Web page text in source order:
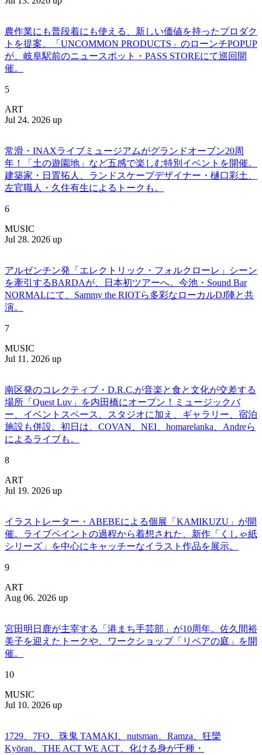
農作業にも普段着にも使える、新しい価値を持ったプロダク
トを提案。「UNCOMMON PRODUCTS」のローンチPOPUP
が、岐阜駅前のニュースポット・PASS STOREにて巡回開
催。
5
ART
Jul 24. 2026 up
常滑・INAXライブミュージアムがグランドオープン20周
年！「土の遊園地」など五感で楽しむ特別イベントを開催。
建築家・日置拓人、ランドスケープデザイナー・樋口彩土、
左官職人・久住有生によるトークも。
6
MUSIC
Jul 28. 2026 up
アルゼンチン発「エレクトリック・フォルクローレ」シーン
を牽引するBARDAが、日本初ツアーへ。今池・Sound Bar
NORMALにて、Sammy the RIOTら多彩なローカルDJ陣と共
演。
7
MUSIC
Jul 11. 2026 up
南区発のコレクティブ・D.R.C.が⾳楽と⾷と⽂化が交差する
場所「Quest Luv」を内田橋にオープン！ミュージックバ
ー、イベントスペース、スタジオに加え、ギャラリー、宿泊
施設も併設。初日は、COVAN、NEI、homarelanka、Andreら
によるライブも。
8
ART
Jul 19. 2026 up
イラストレーター・ABEBEによる個展「KAMIKUZU」が開
催。ライブペイントの過程から着想された、新作「くしゃ紙
シリーズ」を中心にキャッチーなイラスト作品を展示。
9
ART
Aug 06. 2026 up
宮田明日鹿が主宰する「港まち手芸部」が10周年。佐久間裕
美子を迎えたトークや、ワークショップ「リペアの庭」を開
催。
10
MUSIC
Jul 10. 2026 up
1729、7FO、珠鬼 TAMAKI、nutsman、Ramza、狂欒
Kyōran、THE ACT WE ACT、化ける身が千種・